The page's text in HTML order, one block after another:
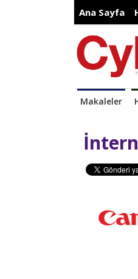
Ana Sayfa
Makaleler